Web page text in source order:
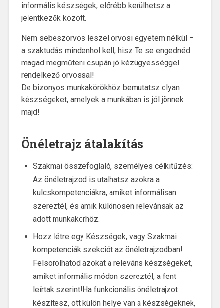
informális készségek, előrébb kerülhetsz a
jelentkezők között.
Nem sebészorvos leszel orvosi egyetem nélkül –
a szaktudás mindenhol kell, hisz Te se engednéd
magad megműteni csupán jó kézügyességgel
rendelkező orvossal!
De bizonyos munkakörökhöz bemutatsz olyan
készségeket, amelyek a munkában is jól jönnek
majd!
Önéletrajz átalakítás
Szakmai összefoglaló, személyes célkitűzés:
Az önéletrajzod is utalhatsz azokra a
kulcskompetenciákra, amiket informálisan
szereztél, és amik különösen relevánsak az
adott munkakörhöz.
Hozz létre egy Készségek, vagy Szakmai
kompetenciák szekciót az önéletrajzodban!
Felsorolhatod azokat a releváns készségeket,
amiket informális módon szereztél, a fent
leírtak szerint!Ha funkcionális önéletrajzot
készítesz, ott külön helye van a készségeknek,